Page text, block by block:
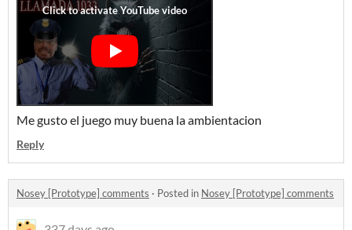
Me gusto el juego muy buena la ambientacion
Reply
Nosey [Prototype] comments · Posted in Nosey [Prototype] comments